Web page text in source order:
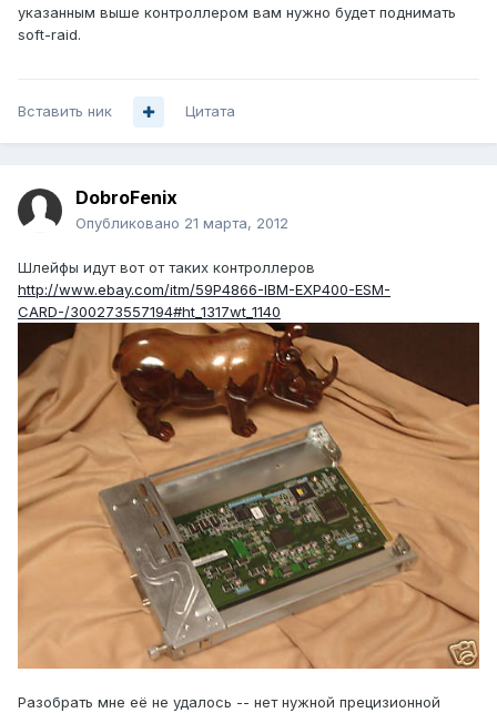
указанным выше контроллером вам нужно будет поднимать
soft-raid.
Вставить ник Цитата
DobroFenix
Опубликовано 21 марта, 2012
Шлейфы идут вот от таких контроллеров
http://www.ebay.com/itm/59P4866-IBM-EXP400-ESM-
CARD-/300273557194#ht_1317wt_1140
Разобрать мне её не удалось -- нет нужной прецизионной